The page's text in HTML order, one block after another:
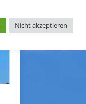
Nicht akzeptieren